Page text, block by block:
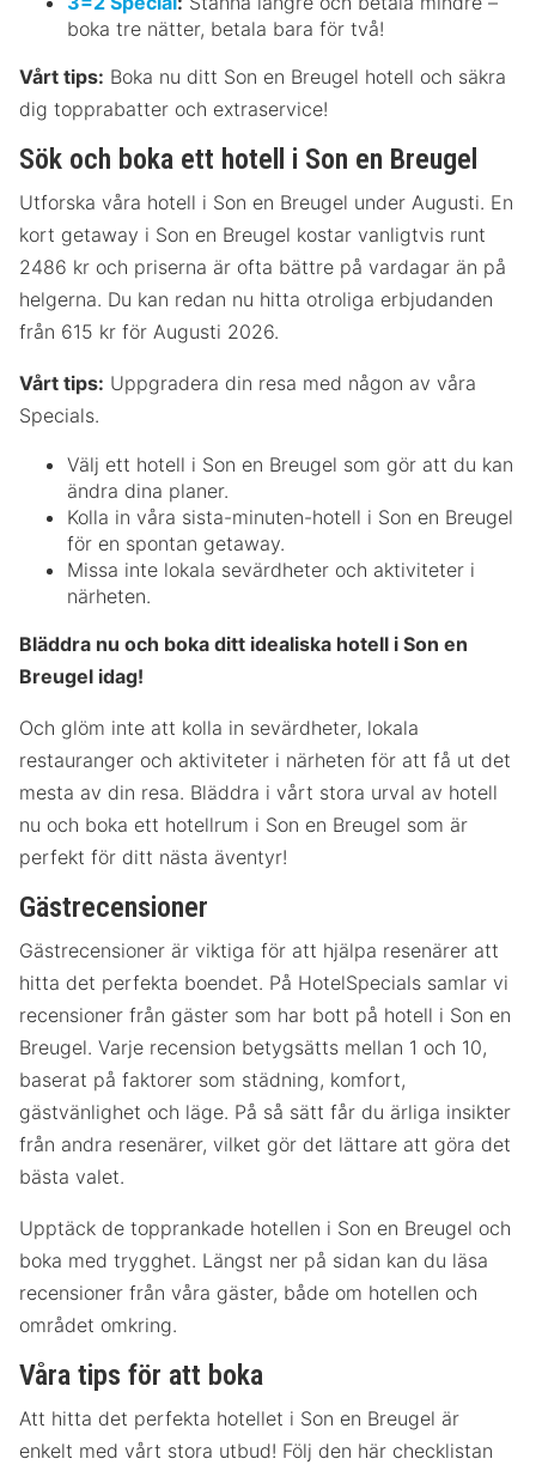
boka tre nätter, betala bara för två!
Vårt tips: Boka nu ditt Son en Breugel hotell och säkra
dig topprabatter och extraservice!
Sök och boka ett hotell i Son en Breugel
Utforska våra hotell i Son en Breugel under Augusti. En
kort getaway i Son en Breugel kostar vanligtvis runt
2486 kr och priserna är ofta bättre på vardagar än på
helgerna. Du kan redan nu hitta otroliga erbjudanden
från 615 kr för Augusti 2026.
Vårt tips: Uppgradera din resa med någon av våra
Specials.
Välj ett hotell i Son en Breugel som gör att du kan
ändra dina planer.
Kolla in våra sista-minuten-hotell i Son en Breugel
för en spontan getaway.
Missa inte lokala sevärdheter och aktiviteter i
närheten.
Bläddra nu och boka ditt idealiska hotell i Son en
Breugel idag!
Och glöm inte att kolla in sevärdheter, lokala
restauranger och aktiviteter i närheten för att få ut det
mesta av din resa. Bläddra i vårt stora urval av hotell
nu och boka ett hotellrum i Son en Breugel som är
perfekt för ditt nästa äventyr!
Gästrecensioner
Gästrecensioner är viktiga för att hjälpa resenärer att
hitta det perfekta boendet. På HotelSpecials samlar vi
recensioner från gäster som har bott på hotell i Son en
Breugel. Varje recension betygsätts mellan 1 och 10,
baserat på faktorer som städning, komfort,
gästvänlighet och läge. På så sätt får du ärliga insikter
från andra resenärer, vilket gör det lättare att göra det
bästa valet.
Upptäck de topprankade hotellen i Son en Breugel och
boka med trygghet. Längst ner på sidan kan du läsa
recensioner från våra gäster, både om hotellen och
området omkring.
Våra tips för att boka
Att hitta det perfekta hotellet i Son en Breugel är
enkelt med vårt stora utbud! Följ den här checklistan